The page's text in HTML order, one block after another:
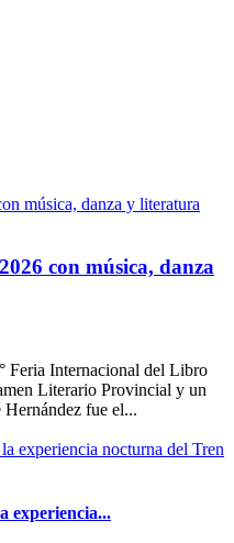
con música, danza
Feria Internacional del Libro
Literario Provincial y un
fue el...
experiencia...